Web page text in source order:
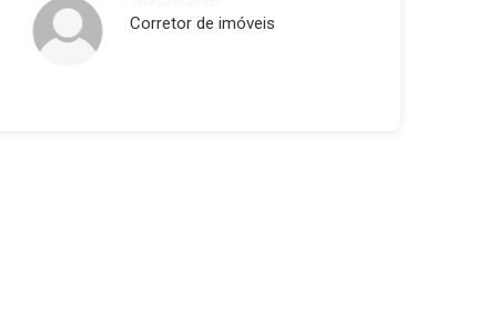
Corretor de imóveis